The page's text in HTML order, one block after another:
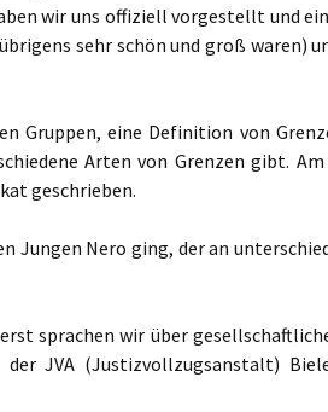
wir uns offiziell vorgestellt und
sehr schön und groß waren)
Gruppen, eine Definition von
Arten von Grenzen gibt. Am
geschrieben.
Jungen Nero ging, der an
sprachen wir über
JVA (Justizvollzugsanstalt)